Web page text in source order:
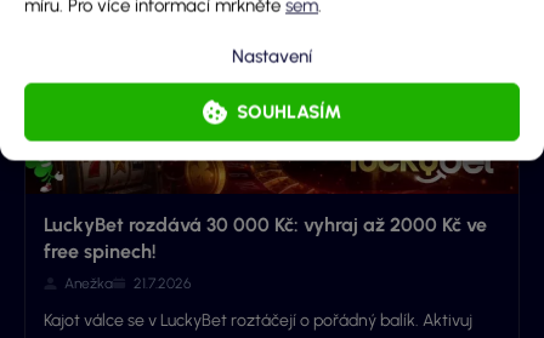
míru. Pro více informací mrkněte sem.
SOUHLASÍM
Nastavení
LuckyBet rozdává 30 000 Kč: vyhraj až 2000 Kč ve
free spinech!
Anežka 21.7.2026
Kajot válce se v LuckyBet roztáčejí o pořádný balík. Aktivuj